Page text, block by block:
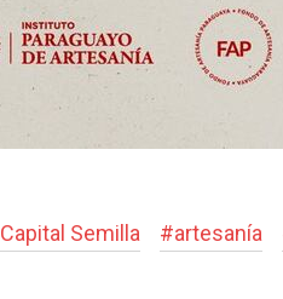
Capital Semilla #artesanía